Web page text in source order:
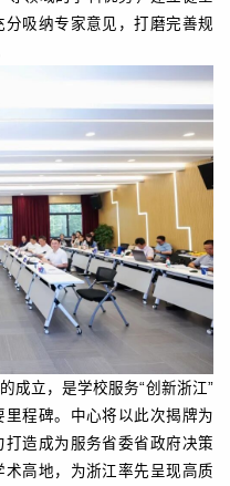
吸纳专家意见，打磨完善规
成立，是学校服务“创新浙江”
程碑。中心将以此次揭牌为
造成为服务省委省政府决策
高地，为浙江率先呈现高质